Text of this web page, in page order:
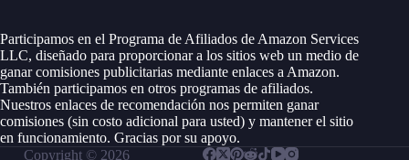
Participamos en el Programa de Afiliados de Amazon Services
LLC, diseñado para proporcionar a los sitios web un medio de
ganar comisiones publicitarias mediante enlaces a Amazon.
También participamos en otros programas de afiliados.
Nuestros enlaces de recomendación nos permiten ganar
comisiones (sin costo adicional para usted) y mantener el sitio
en funcionamiento. Gracias por su apoyo.
Copyright © 2026